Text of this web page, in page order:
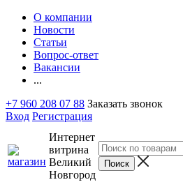
О компании
Новости
Статьи
Вопрос-ответ
Вакансии
...
+7 960 208 07 88 Заказать звонок
Вход Регистрация
Интернет
витрина
Великий
Новгород